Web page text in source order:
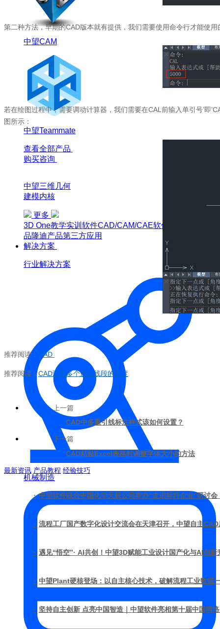
中望CAM
中望Teammate
查看全部产品
购买咨询
中望三维几何
建模内核
更多
3D One教学实训软件CAD/CAM/CAE软件教育版
品隆迪产品第三方应用
解决方案
行业解决方案
机械制造
第二种方法，早期的CAD版本就有提供，我们需要使用命令行才能使
若在绘图过程中，需要调动计算器，我们需要在CAL 前输入单引号’即’
图所示：
推荐阅读： CAD
推荐阅读：CAD测量多个连续线段的长度
上一篇
CAD中多重引线标注样式该如何设置？
下一篇
CAD粘贴Excel表格时调整字体大小的方法
最新资讯 产品教程 经验技巧
· 中望软件联合中国化学天辰公司举办“走进标杆企业”研讨
· 流程工厂国产数字化设计交流会在天津召开，中望自主
· 遇见“悟空”· AI共创！中望3D赋能工业设计国产化与AI创新
· 中望Plant硬核登场：以自主核心技术，破解流程工业数据
· 坚持自主创新 点亮中国智造｜中望软件亮相第十届中国网